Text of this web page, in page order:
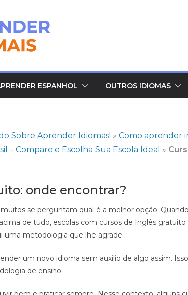
ESPANHOL OUTROS IDIOMAS
Sobre Aprender Idiomas! » Como aprender
– Compare e Escolha Sua Escola Ideal »
onde encontrar?
se perguntam qual é a melhor opção.
de tudo, escolas com cursos de Inglês
uma metodologia que lhe agrade.
um novo idioma sem auxilio de algo assim.
de ensino.